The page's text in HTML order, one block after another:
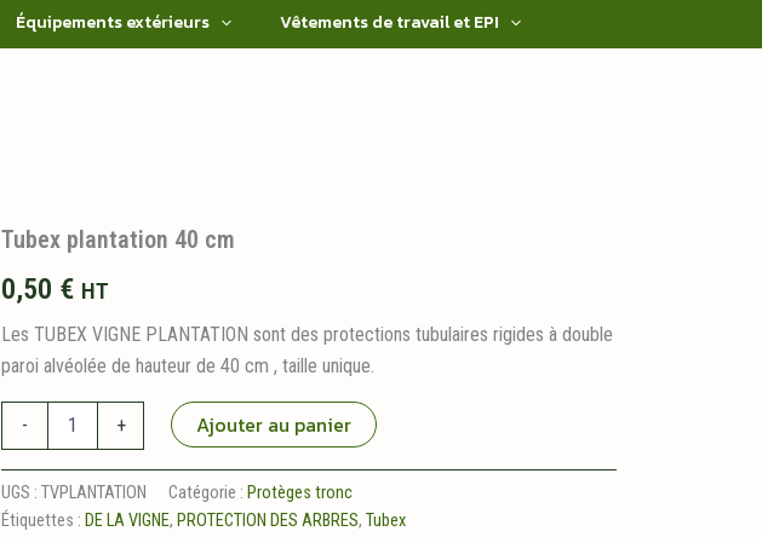
Équipements extérieurs Vêtements de travail et EPI
Tubex plantation 40 cm
0,50 € HT
Les TUBEX VIGNE PLANTATION sont des protections tubulaires rigides à double
paroi alvéolée de hauteur de 40 cm , taille unique.
-
plantation
40
+ Ajouter au panier
UGS :TVPLANTATION Catégorie : Protèges tronc
Étiquettes : DE LA VIGNE, PROTECTION DES ARBRES,Tubex